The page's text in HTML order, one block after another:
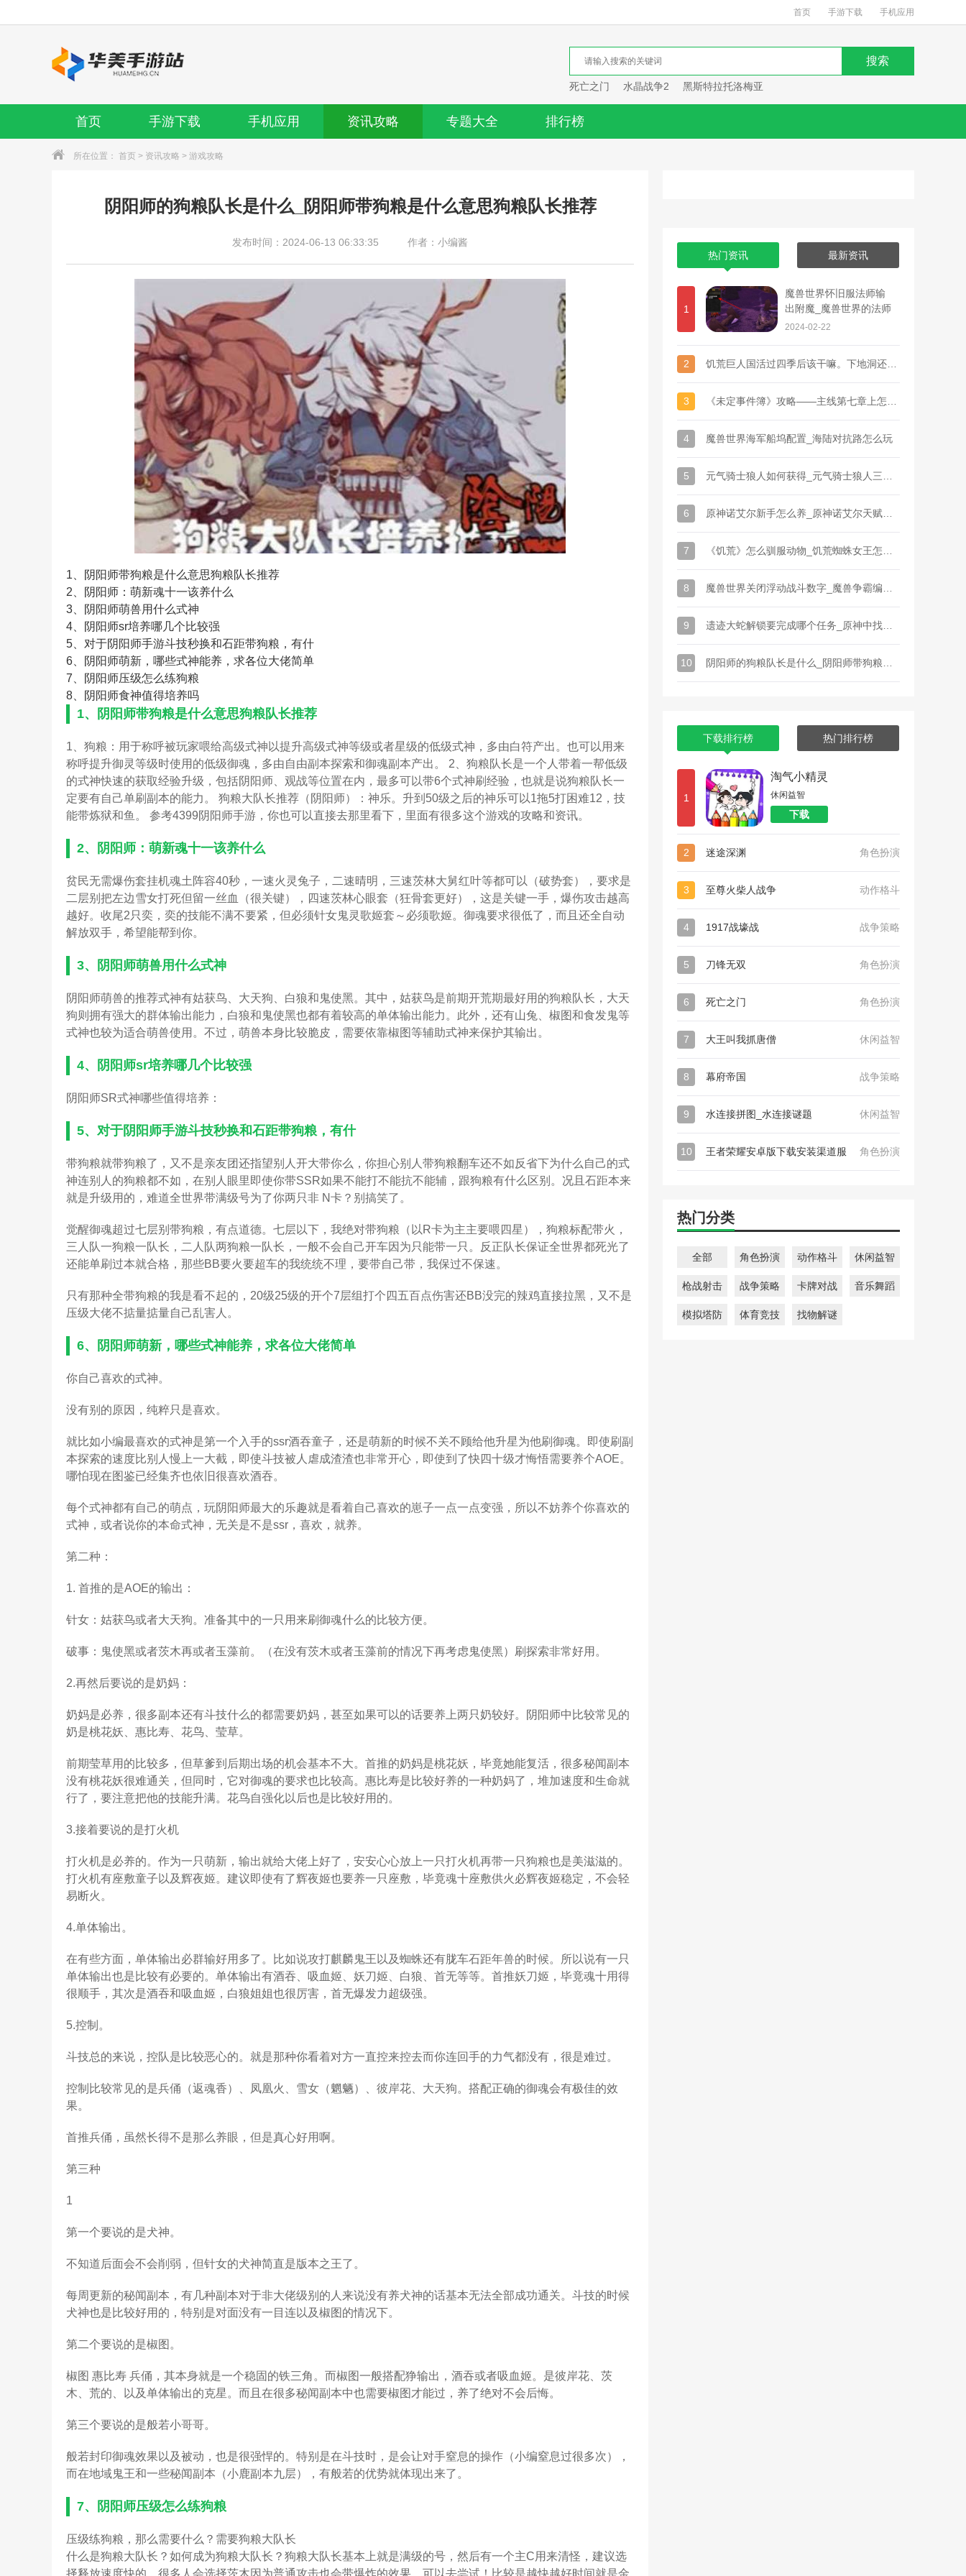
首页 手游下载 手机应用
死亡之门 水晶战争2 黑斯特拉托洛梅亚
首页 手游下载 手机应用 资讯攻略 专题大全 排行榜
所在位置： 首页 > 资讯攻略 > 游戏攻略
阴阳师的狗粮队长是什么_阴阳师带狗粮是什么意思狗粮队长推荐
发布时间：2024-06-13 06:33:35 作者：小编酱
1、
阴阳师带狗粮是什么意思狗粮队长推荐
2、
阴阳师：萌新魂十一该养什么
3、
阴阳师萌兽用什么式神
4、
阴阳师sr培养哪几个比较强
5、 对于阴阳师手游斗技秒换和石距带狗粮，有什
6、
阴阳师萌新，哪些式神能养，求各位大佬简单
7、
阴阳师压级怎么练狗粮
8、
阴阳师食神值得培养吗
1、 阴阳师带狗粮是什么意思狗粮队长推荐
1、狗粮：用于称呼被玩家喂给高级式神以提升高级式神等级或者星级的低级式神，多由白符产出。也可以用来
称呼提升御灵等级时使用的低级御魂，多由自由副本探索和御魂副本产出。 2、狗粮队长是一个人带着一帮低级
的式神快速的获取经验升级，包括阴阳师、观战等位置在内，最多可以带6个式神刷经验，也就是说狗粮队长一
定要有自己单刷副本的能力。 狗粮大队长推荐（阴阳师）：神乐。升到50级之后的神乐可以1拖5打困难12，技
能带炼狱和鱼。 参考4399阴阳师手游，你也可以直接去那里看下，里面有很多这个游戏的攻略和资讯。
2、 阴阳师：萌新魂十一该养什么
贫民无需爆伤套挂机魂土阵容40秒，一速火灵兔子，二速晴明，三速茨林大舅红叶等都可以（破势套），要求是
二层别把左边雪女打死但留一丝血（很关键），四速茨林心眼套（狂骨套更好），这是关键一手，爆伤攻击越高
越好。收尾2只奕，奕的技能不满不要紧，但必须针女鬼灵歌姬套～必须歌姬。御魂要求很低了，而且还全自动
解放双手，希望能帮到你。
3、 阴阳师萌兽用什么式神
阴阳师萌兽的推荐式神有姑获鸟、大天狗、白狼和鬼使黑。其中，姑获鸟是前期开荒期最好用的狗粮队长，大天
狗则拥有强大的群体输出能力，白狼和鬼使黑也都有着较高的单体输出能力。此外，还有山兔、椒图和食发鬼等
式神也较为适合萌兽使用。不过，萌兽本身比较脆皮，需要依靠椒图等辅助式神来保护其输出。
4、 阴阳师sr培养哪几个比较强
阴阳师SR式神哪些值得培养：
5、 对于阴阳师手游斗技秒换和石距带狗粮，有什
带狗粮就带狗粮了，又不是亲友团还指望别人开大带你么，你担心别人带狗粮翻车还不如反省下为什么自己的式
神连别人的狗粮都不如，在别人眼里即使你带SSR如果不能打不能抗不能辅，跟狗粮有什么区别。况且石距本来
就是升级用的，难道全世界带满级号为了你两只非 N卡？别搞笑了。
觉醒御魂超过七层别带狗粮，有点道德。七层以下，我绝对带狗粮（以R卡为主主要喂四星），狗粮标配带火，
三人队一狗粮一队长，二人队两狗粮一队长，一般不会自己开车因为只能带一只。反正队长保证全世界都死光了
还能单刷过本就合格，那些BB要火要超车的我统统不理，要带自己带，我保过不保速。
只有那种全带狗粮的我是看不起的，20级25级的开个7层组打个四五百点伤害还BB没完的辣鸡直接拉黑，又不是
压级大佬不掂量掂量自己乱害人。
6、 阴阳师萌新，哪些式神能养，求各位大佬简单
你自己喜欢的式神。
没有别的原因，纯粹只是喜欢。
就比如小编最喜欢的式神是第一个入手的ssr酒吞童子，还是萌新的时候不关不顾给他升星为他刷御魂。即使刷副
本探索的速度比别人慢上一大截，即使斗技被人虐成渣渣也非常开心，即使到了快四十级才悔悟需要养个AOE。
哪怕现在图鉴已经集齐也依旧很喜欢酒吞。
每个式神都有自己的萌点，玩阴阳师最大的乐趣就是看着自己喜欢的崽子一点一点变强，所以不妨养个你喜欢的
式神，或者说你的本命式神，无关是不是ssr，喜欢，就养。
第二种：
1. 首推的是AOE的输出：
针女：姑获鸟或者大天狗。准备其中的一只用来刷御魂什么的比较方便。
破事：鬼使黑或者茨木再或者玉藻前。（在没有茨木或者玉藻前的情况下再考虑鬼使黑）刷探索非常好用。
2.再然后要说的是奶妈：
奶妈是必养，很多副本还有斗技什么的都需要奶妈，甚至如果可以的话要养上两只奶较好。阴阳师中比较常见的
奶是桃花妖、惠比寿、花鸟、莹草。
前期莹草用的比较多，但草爹到后期出场的机会基本不大。首推的奶妈是桃花妖，毕竟她能复活，很多秘闻副本
没有桃花妖很难通关，但同时，它对御魂的要求也比较高。惠比寿是比较好养的一种奶妈了，堆加速度和生命就
行了，要注意把他的技能升满。花鸟自强化以后也是比较好用的。
3.接着要说的是打火机
打火机是必养的。作为一只萌新，输出就给大佬上好了，安安心心放上一只打火机再带一只狗粮也是美滋滋的。
打火机有座敷童子以及辉夜姬。建议即使有了辉夜姬也要养一只座敷，毕竟魂十座敷供火必辉夜姬稳定，不会轻
易断火。
4.单体输出。
在有些方面，单体输出必群输好用多了。比如说攻打麒麟鬼王以及蜘蛛还有胧车石距年兽的时候。所以说有一只
单体输出也是比较有必要的。单体输出有酒吞、吸血姬、妖刀姬、白狼、首无等等。首推妖刀姬，毕竟魂十用得
很顺手，其次是酒吞和吸血姬，白狼姐姐也很厉害，首无爆发力超级强。
5.控制。
斗技总的来说，控队是比较恶心的。就是那种你看着对方一直控来控去而你连回手的力气都没有，很是难过。
控制比较常见的是兵俑（返魂香）、凤凰火、雪女（魍魉）、彼岸花、大天狗。搭配正确的御魂会有极佳的效
果。
首推兵俑，虽然长得不是那么养眼，但是真心好用啊。
第三种
1
第一个要说的是犬神。
不知道后面会不会削弱，但针女的犬神简直是版本之王了。
每周更新的秘闻副本，有几种副本对于非大佬级别的人来说没有养犬神的话基本无法全部成功通关。斗技的时候
犬神也是比较好用的，特别是对面没有一目连以及椒图的情况下。
第二个要说的是椒图。
椒图 惠比寿 兵俑，其本身就是一个稳固的铁三角。而椒图一般搭配狰输出，酒吞或者吸血姬。是彼岸花、茨
木、荒的、以及单体输出的克星。而且在很多秘闻副本中也需要椒图才能过，养了绝对不会后悔。
第三个要说的是般若小哥哥。
般若封印御魂效果以及被动，也是很强悍的。特别是在斗技时，是会让对手窒息的操作（小编窒息过很多次），
而在地域鬼王和一些秘闻副本（小鹿副本九层），有般若的优势就体现出来了。
7、 阴阳师压级怎么练狗粮
压级练狗粮，那么需要什么？需要狗粮大队长
什么是狗粮大队长？如何成为狗粮大队长？狗粮大队长基本上就是满级的号，然后有一个主C用来清怪，建议选
择释放速度快的，很多人会选择茨木因为普通攻击也会带爆炸的效果，可以去尝试！比较是越快越好时间就是金
热门资讯 最新资讯
1
魔兽世界怀旧服法师输
出附魔_魔兽世界的法师
附魔应该附什么
2024-02-22
2
3
4 魔兽世界海军船坞配置_海陆对抗路怎么玩
5
6
7
8
9
10
下载排行榜 热门排行榜
1
淘气小精灵
休闲益智
下载
2 迷途深渊 角色扮演
3 至尊火柴人战争 动作格斗
4 1917战壕战 战争策略
5 刀锋无双 角色扮演
6 死亡之门 角色扮演
7 大王叫我抓唐僧 休闲益智
8 幕府帝国 战争策略
9 水连接拼图_水连接谜题 休闲益智
10 王者荣耀安卓版下载安装渠道服 角色扮演
热门分类
全部 角色扮演 动作格斗 休闲益智
枪战射击 战争策略 卡牌对战 音乐舞蹈
模拟塔防 体育竞技 找物解谜